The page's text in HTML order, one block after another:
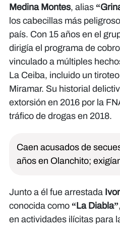
Medina Montes, alias
los cabecillas más
país. Con 15 años en el
dirigía el programa de
vinculado a múltiples
La Ceiba, incluido un
Miramar. Su historial
extorsión en 2016 por la
tráfico de drogas en 2018.
Caen acusados de
años en Olanchito;
Junto a él fue arrestada
conocida como “La Diabla”
en actividades ilícitas para